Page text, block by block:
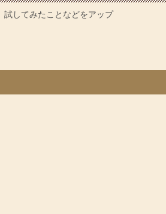
試してみたことなどをアップ